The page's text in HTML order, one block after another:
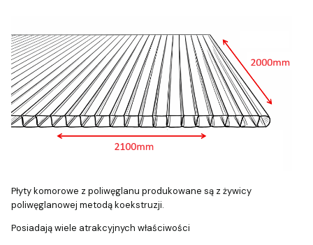
Płyty komorowe z poliwęglanu produkowane są z żywicy
poliwęglanowej metodą koekstruzji.
Posiadają wiele atrakcyjnych właściwości